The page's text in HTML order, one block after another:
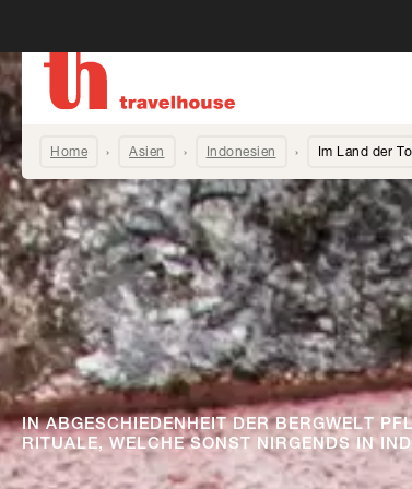
Home Asien Indonesien Im Land der
IN ABGESCHIEDENHEIT DER BERGWELT
RITUALE, WELCHE SONST NIRGENDS IN